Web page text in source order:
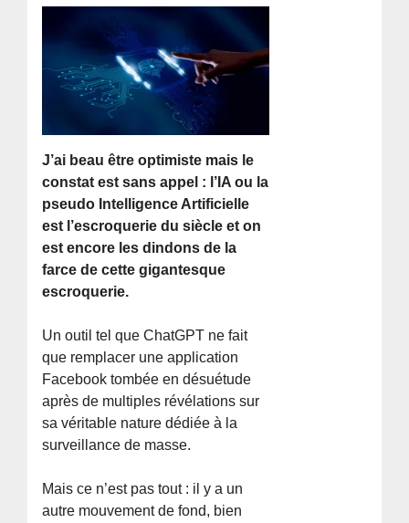
J’ai beau être optimiste mais le
constat est sans appel : l’IA ou la
pseudo Intelligence Artificielle
est l’escroquerie du siècle et on
est encore les dindons de la
farce de cette gigantesque
escroquerie.
Un outil tel que ChatGPT ne fait
que remplacer une application
Facebook tombée en désuétude
après de multiples révélations sur
sa véritable nature dédiée à la
surveillance de masse.
Mais ce n’est pas tout : il y a un
autre mouvement de fond, bien